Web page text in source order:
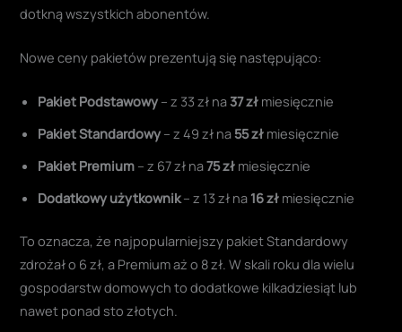
dotkną wszystkich abonentów.
Nowe ceny pakietów prezentują się następująco:
Pakiet Podstawowy – z 33 zł na37 zł miesięcznie
Pakiet Standardowy – z 49 zł na 55 zł miesięcznie
Pakiet Premium – z 67 zł na75 zł miesięcznie
Dodatkowy użytkownik– z 13 zł na 16 zł miesięcznie
To oznacza, że najpopularniejszy pakiet Standardowy
zdrożał o 6 zł, a Premium aż o 8 zł. W skali roku dla wielu
gospodarstw domowych to dodatkowe kilkadziesiąt lub
nawet ponad sto złotych.